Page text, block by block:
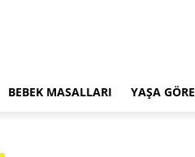
BEBEK MASALLARI YAŞA GÖRE